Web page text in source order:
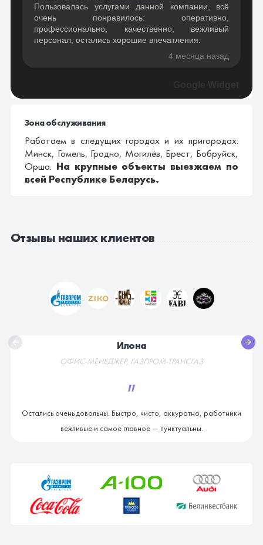
Пользовалась услугами данной компании, всё
очень понравилось: оперативно,
профессионально, качественно, вежливый
персонал, остались хорошие впечатления.
4 месяца назад
Зона обслуживания
Работаем в следущих городах и их пригородах:
Минск, Гомель, Гродно, Могилёв, Брест, Бобруйск,
Орша. На крупные объекты выезжаем по
всей Республике Беларусь.
Отзывы наших клиентов
Илона
ОФИС-МЕНЕДЖЕР, ГАЗПРОМ-ТРАНСГАЗ
"
Остались очень довольны. Быстро, чисто, аккуратно, работники
вежливые и самое главное — пунктуальны.